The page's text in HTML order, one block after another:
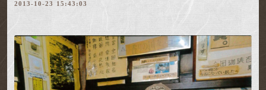
2013-10-23 15:43:03